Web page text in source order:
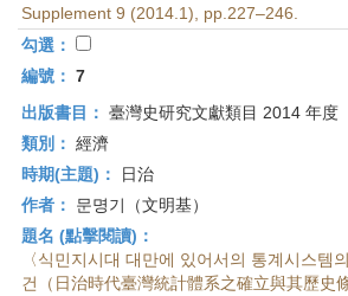
Supplement 9 (2014.1), pp.227–246.
勾選：
編號： 7
出版書目： 臺灣史研究文獻類目 2014 年度
類別： 經濟
時期(主題)：
日治
作者：
문명기（文明基）
題名 (點擊閱讀)：
〈식민지시대 대만에 있어서의 통계시스템
건（日治時代臺灣統計體系之確立與其歷史